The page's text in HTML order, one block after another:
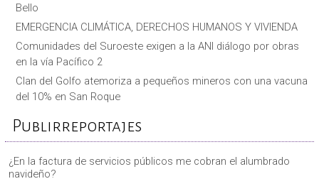
Bello
EMERGENCIA CLIMÁTICA, DERECHOS HUMANOS Y VIVIENDA
Comunidades del Suroeste exigen a la ANI diálogo por obras
en la vía Pacífico 2
Clan del Golfo atemoriza a pequeños mineros con una vacuna
del 10% en San Roque
Publirreportajes
¿En la factura de servicios públicos me cobran el alumbrado
navideño?